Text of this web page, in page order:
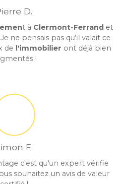
D.
t à Clermont-Ferrand et
ne pensais pas qu'il valait ce
de l'immobilier ont déjà bien
!
F.
c'est qu'un expert vérifie
souhaitez un avis de valeur